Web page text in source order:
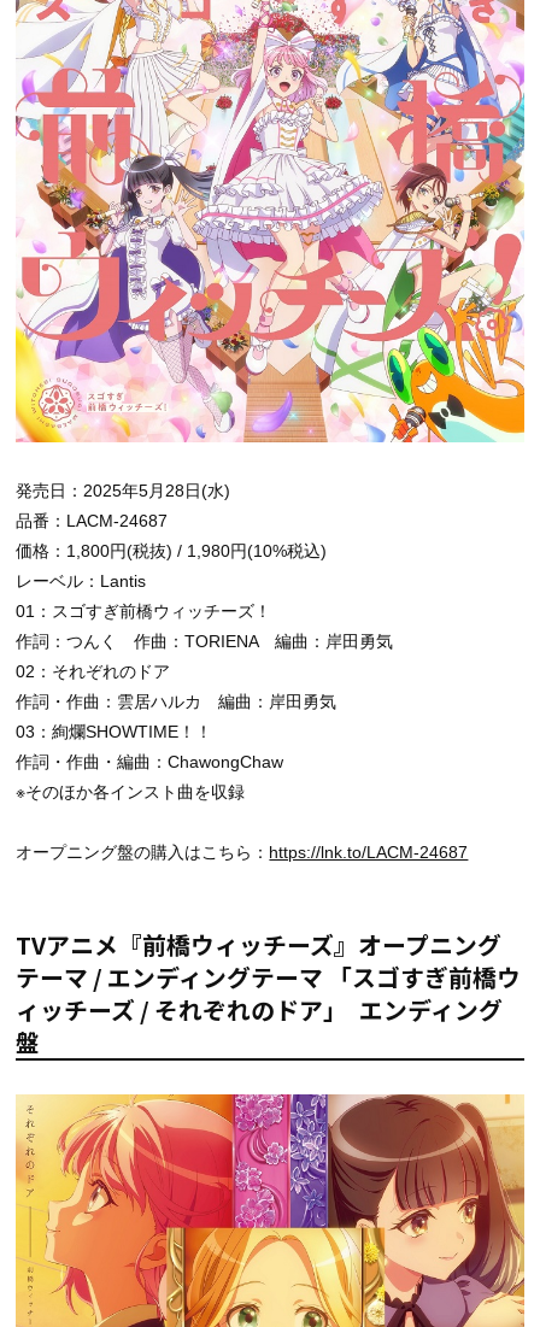
発売日：2025年5月28日(水)
品番：LACM-24687
価格：1,800円(税抜) / 1,980円(10%税込)
レーベル：Lantis
01：スゴすぎ前橋ウィッチーズ！
作詞：つんく 作曲：TORIENA 編曲：岸田勇気
02：それぞれのドア
作詞・作曲：雲居ハルカ 編曲：岸田勇気
03：絢爛SHOWTIME！！
作詞・作曲・編曲：ChawongChaw
※そのほか各インスト曲を収録
オープニング盤の購入はこちら： https://lnk.to/LACM-24687
TVアニメ『前橋ウィッチーズ』オープニング
テーマ / エンディングテーマ 「スゴすぎ前橋ウ
ィッチーズ / それぞれのドア」 エンディング
盤